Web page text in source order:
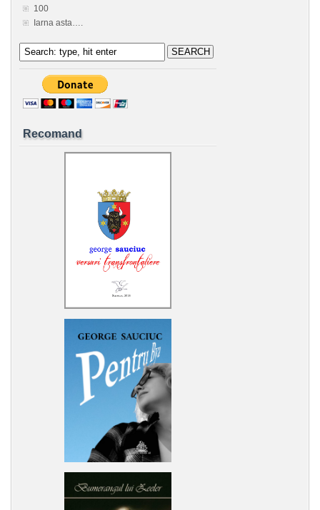
100
Iarna asta….
Recomand